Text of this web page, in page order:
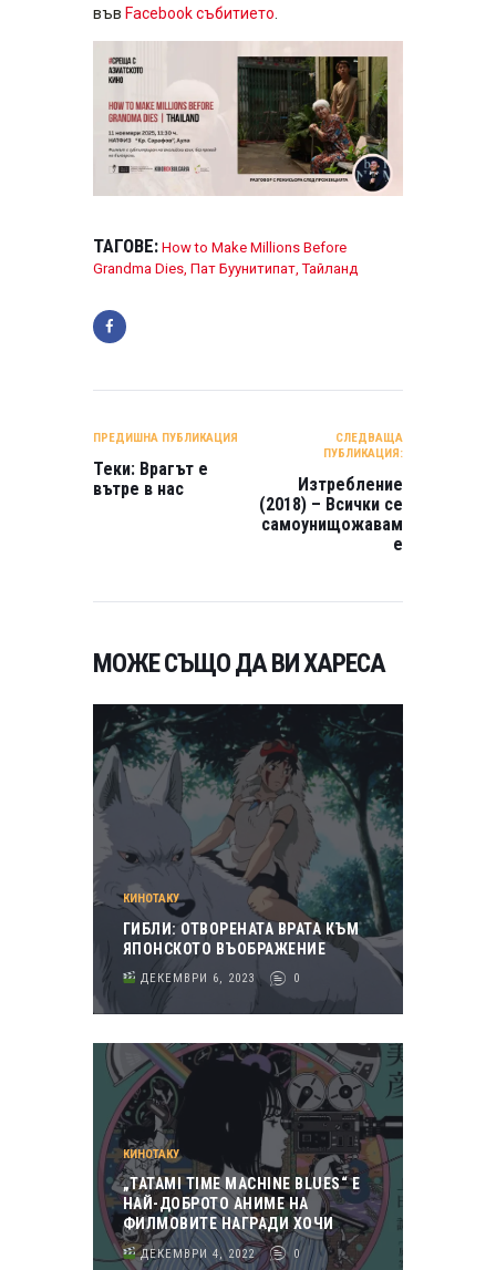
във Facebook събитието
ТАГОВЕ: How to Make Millions Before
Grandma Dies, Пат Буунитипат,Тайланд
ПРЕДИШНА ПУБЛИКАЦИЯ
Теки: Врагът е
вътре в нас
СЛЕДВАЩА
ПУБЛИКАЦИЯ:
Изтребление
(2018) – Всички се
самоунищожавам
е
МОЖЕ СЪЩО ДА ВИ ХАРЕСА
КИНОТАКУ
ГИБЛИ: ОТВОРЕНАТА ВРАТА КЪМ
ЯПОНСКОТО ВЪОБРАЖЕНИЕ
ДЕКЕМВРИ 6, 2023 0
КИНОТАКУ
„TATAMI TIME MACHINE BLUES“ Е
НАЙ-ДОБРОТО АНИМЕ НА
ФИЛМОВИТЕ НАГРАДИ ХОЧИ
ДЕКЕМВРИ 4, 2022 0